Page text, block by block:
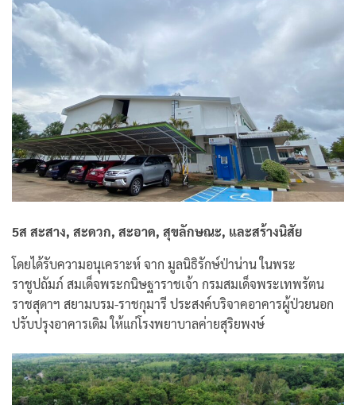
5ส สะสาง, สะดวก, สะอาด, สุขลักษณะ, และสร้างนิสัย
โดยได้รับความอนุเคราะห์ จาก มูลนิธิรักษ์ป่าน่าน ในพระ
ราชูปถัมภ์ สมเด็จพระกนิษฐาราชเจ้า กรมสมเด็จพระเทพรัตน
ราชสุดาฯ สยามบรม-ราชกุมารี ประสงค์บริจาคอาคารผู้ป่วยนอก
ปรับปรุงอาคารเดิม ให้แก่โรงพยาบาลค่ายสุริยพงษ์